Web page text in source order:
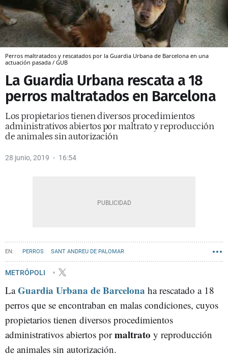
Perros maltratados y rescatados por la Guardia Urbana de Barcelona en una
actuación pasada / GUB
La Guardia Urbana rescata a 18
perros maltratados en Barcelona
Los propietarios tienen diversos procedimientos
administrativos abiertos por maltrato y reproducción
de animales sin autorización
28 junio, 2019 16:54
PERROS SANT ANDREU DE PALOMAR
METRÓPOLI
LaGuardia Urbana de Barcelona ha rescatado a 18
perros que se encontraban en malas condiciones, cuyos
propietarios tienen diversos procedimientos
administrativos abiertos pormaltrato y reproducción
de animales sin autorización.